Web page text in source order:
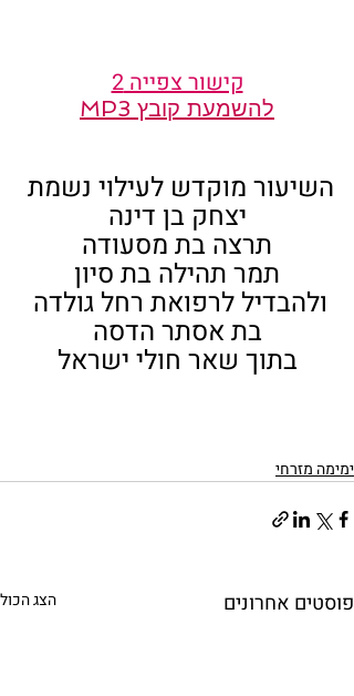
קישור צפייה 2
להשמעת קובץ MP3
השיעור מוקדש לעילוי נשמת
יצחק בן דינה
תרצה בת מסעודה
תמר תהילה בת סיון
ולהבדיל לרפואת רחל גולדה
בת אסתר הדסה
בתוך שאר חולי ישראל
ימימה מזרחי
פוסטים אחרונים הצג הכול